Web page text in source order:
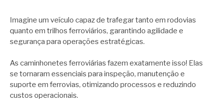
Imagine um veículo capaz de trafegar tanto em rodovias
quanto em trilhos ferroviários, garantindo agilidade e
segurança para operações estratégicas.
As caminhonetes ferroviárias fazem exatamente isso! Elas
se tornaram essenciais para inspeção, manutenção e
suporte em ferrovias, otimizando processos e reduzindo
custos operacionais.